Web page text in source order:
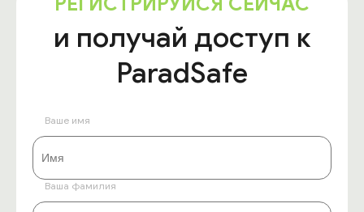
и получай доступ к
ParadSafe
Ваше имя
Ваша фамилия